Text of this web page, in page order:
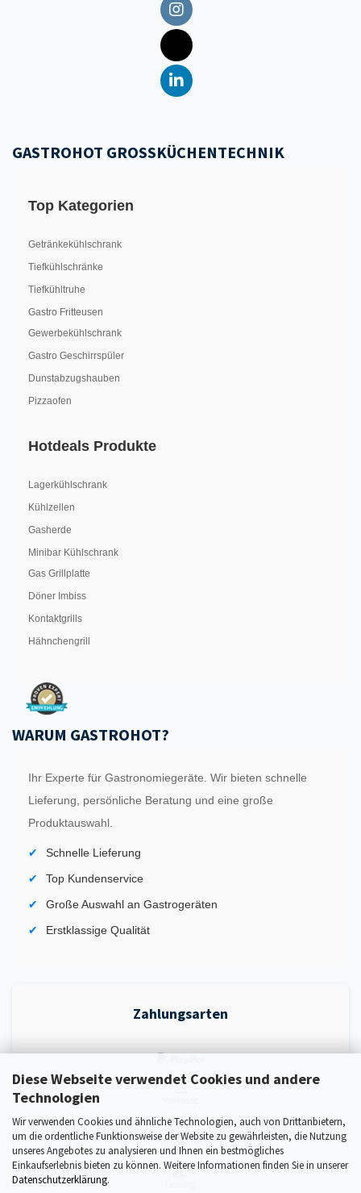
Diese Webseite verwendet Cookies und andere
Technologien
Wir verwenden Cookies und ähnliche Technologien, auch von Drittanbietern,
um die ordentliche Funktionsweise der Website zu gewährleisten, die Nutzung
unseres Angebotes zu analysieren und Ihnen ein bestmögliches
Einkaufserlebnis bieten zu können. Weitere Informationen finden Sie in unserer
Datenschutzerklärung.
GASTROHOT GROSSKÜCHENTECHNIK
Top Kategorien
Getränkekühlschrank
Tiefkühlschränke
Tiefkühltruhe
Gastro Fritteusen
Gewerbekühlschrank
Gastro Geschirrspüler
Dunstabzugshauben
Pizzaofen
Hotdeals Produkte
Lagerkühlschrank
Kühlzellen
Gasherde
Minibar Kühlschrank
Gas Grillplatte
Döner Imbiss
Kontaktgrills
Hähnchengrill
WARUM GASTROHOT?
Ihr Experte für Gastronomiegeräte. Wir bieten schnelle
Lieferung, persönliche Beratung und eine große
Produktauswahl.
Schnelle Lieferung
Top Kundenservice
Große Auswahl an Gastrogeräten
Erstklassige Qualität
Zahlungsarten